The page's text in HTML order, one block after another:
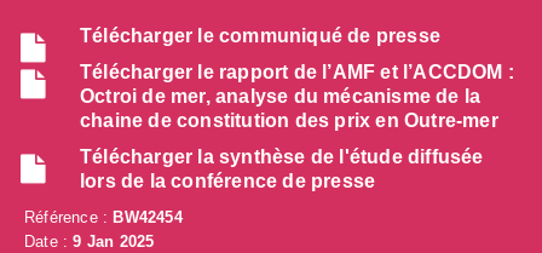
Télécharger le communiqué de presse
Télécharger le rapport de l’AMF et l’ACCDOM :
Octroi de mer, analyse du mécanisme de la
chaine de constitution des prix en Outre-mer
Télécharger la synthèse de l'étude diffusée
lors de la conférence de presse
Référence : BW42454
Date :9 Jan 2025